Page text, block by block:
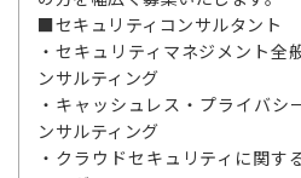
■セキュリティコンサルタント
・セキュリティマネジメント全
ンサルティング
・キャッシュレス・プライバシ
ンサルティング
・クラウドセキュリティに関す